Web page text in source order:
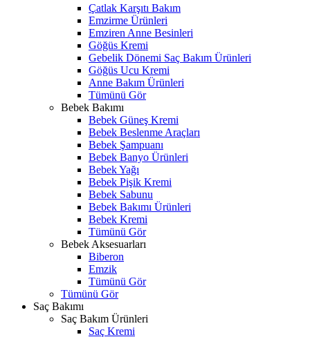
Çatlak Karşıtı Bakım
Emzirme Ürünleri
Emziren Anne Besinleri
Göğüs Kremi
Gebelik Dönemi Saç Bakım Ürünleri
Göğüs Ucu Kremi
Anne Bakım Ürünleri
Tümünü Gör
Bebek Bakımı
Bebek Güneş Kremi
Bebek Beslenme Araçları
Bebek Şampuanı
Bebek Banyo Ürünleri
Bebek Yağı
Bebek Pişik Kremi
Bebek Sabunu
Bebek Bakımı Ürünleri
Bebek Kremi
Tümünü Gör
Bebek Aksesuarları
Biberon
Emzik
Tümünü Gör
Tümünü Gör
Saç Bakımı
Saç Bakım Ürünleri
Saç Kremi